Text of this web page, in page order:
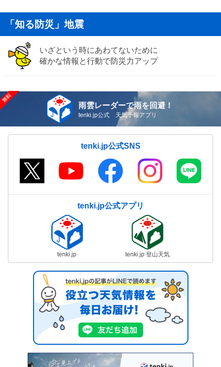
「知る防災」地震
いざという時にあわてないために
確かな情報と行動で防災力アップ
雨雲レーダーで雨を回避！
tenki.jp公式 天気予報アプリ
tenki.jp公式SNS
tenki.jp公式アプリ
tenki.jp tenki.jp 登山天気